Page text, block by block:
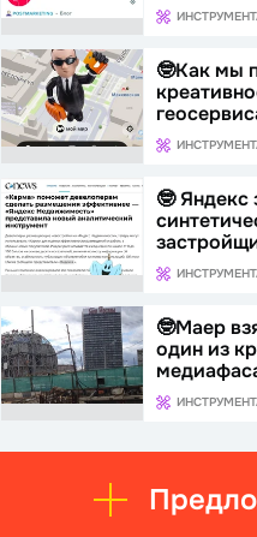
🤓Как мы
🤓 Яндекс
🤓Маер
один из